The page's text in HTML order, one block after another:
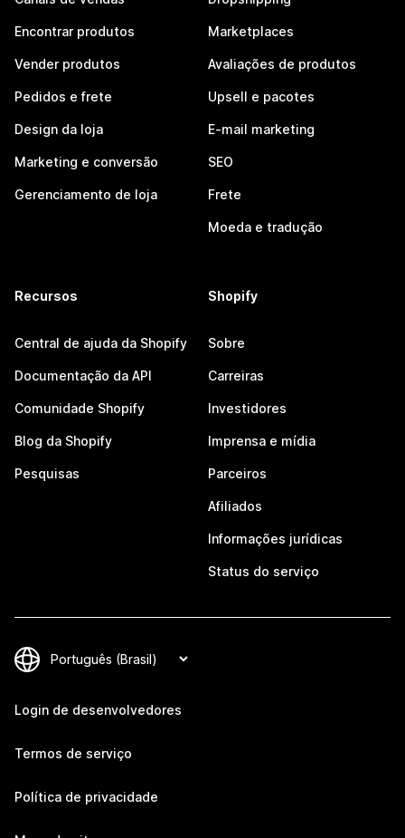
Encontrar produtos
Vender produtos
Pedidos e frete
Design da loja
Marketing e conversão
Gerenciamento de loja
Marketplaces
Avaliações de produtos
Upsell e pacotes
E-mail marketing
SEO
Frete
Moeda e tradução
Recursos
Central de ajuda da Shopify
Documentação da API
Comunidade Shopify
Blog da Shopify
Pesquisas
Shopify
Sobre
Carreiras
Investidores
Imprensa e mídia
Parceiros
Afiliados
Informações jurídicas
Status do serviço
Login de desenvolvedores
Termos de serviço
Política de privacidade